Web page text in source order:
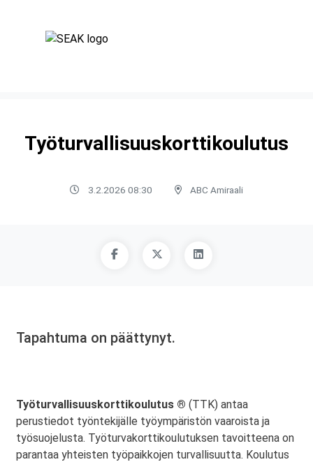
Työturvallisuuskorttikoulutus
3.2.2026 08:30 ABC Amiraali
Tapahtuma on päättynyt.
Työturvallisuuskorttikoulutus ® (TTK) antaa
perustiedot työntekijälle työympäristön vaaroista ja
työsuojelusta. Työturvakorttikoulutuksen tavoitteena on
parantaa yhteisten työpaikkojen turvallisuutta. Koulutus